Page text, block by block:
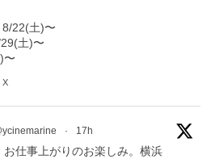
8/22(土)〜
土)〜
〜
X
· 17h
お仕事上がりのお楽しみ。横浜